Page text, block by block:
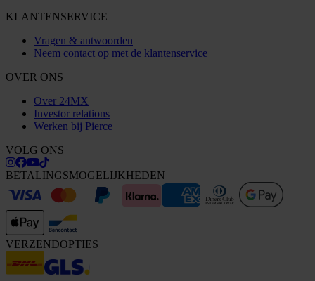
KLANTENSERVICE
Vragen & antwoorden
Neem contact op met de klantenservice
OVER ONS
Over 24MX
Investor relations
Werken bij Pierce
VOLG ONS
BETALINGSMOGELIJKHEDEN
VERZENDOPTIES